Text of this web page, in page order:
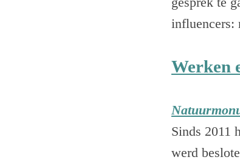
influencers:
Werken
Sinds 2011
werd